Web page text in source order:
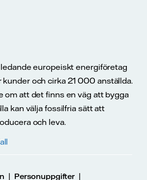
europeiskt energiföretag
kunder och cirka 21 000 anställda.
om att det finns en väg att bygga
kan välja fossilfria sätt att
och leva.
| Personuppgifter |